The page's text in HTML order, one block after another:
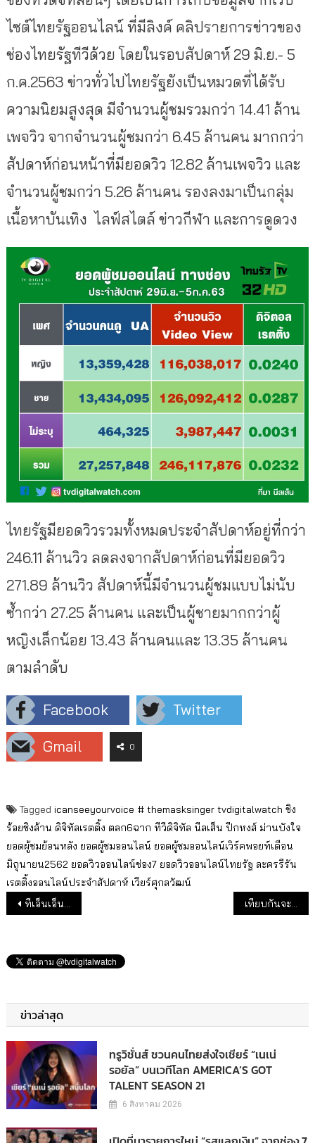
ไซต์ไทยรัฐออนไลน์ ที่มีลิงค์ คลิปรายการข่าวของ
ช่องไทยรัฐทีวีด้วย โดยในรอบสัปดาห์ 29 มิ.ย.- 5
ก.ค.2563 ข่าวทั่วไปไทยรัฐยังเป็นหมวดที่ได้รับ
ความนิยมสูงสุด มีจำนวนผู้ชมรวมกว่า 14.41 ล้าน
เพจวิว จากจำนวนผู้ชมกว่า 6.45 ล้านคน มากกว่า
สัปดาห์ก่อนหน้าที่มียอดวิว 12.82 ล้านเพจวิว และ
จำนวนผู้ชมกว่า 5.26 ล้านคน รองลงมาเป็นกลุ่ม
เนื้อหาบันเทิง ไลฟ์สไตล์ ข่าวกีฬา และการดูดวง
ไทยรัฐมียอดวิวรวมทั้งหมดประจำสัปดาห์อยู่ที่กว่า
246.11 ล้านวิว ลดลงจากสัปดาห์ก่อนที่มียอดวิว
271.89 ล้านวิว สัปดาห์นี้มีจำนวนผู้ชมแบบไม่นับ
ซ้ำกว่า 27.25 ล้านคน และเป็นผู้ชายมากกว่าผู้
หญิงเล็กน้อย 13.43 ล้านคนและ 13.35 ล้านคน
ตามลำดับ
Facebook
Twitter
Gmail
0
Tagged icanseeyourvoice # themasksinger tvdigitalwatch ชิง
ร้อยชิงล้าน ดิจิทัลเรตติ้ง ตลก6ฉาก ทีวีดิจิทัล นีลเส็น ปีกหงส์ ม่านบังใจ
ยอดผู้ชมย้อนหลัง ยอดผู้ชมออนไลน์ ยอดผู้ชมออนไลน์เวิร์คพอยท์เดือน
มิถุนายน2562 ยอดวิวออนไลน์ช่อง7 ยอดวิวออนไลน์ไทยรัฐ ละครรีรัน
เรตติ้งออนไลน์ประจำสัปดาห์ เวียร์ศุกลวัฒน์
แนะแนวเรื่อง
ทีเอ็นเอ็น ปี 62 มีรายได้สูงสุด และ ขาดทุนน้อยที่สุดในรอบ 6 ปี เทียบกันจะจะ กลุ่มผู้ชม ไทยรัฐนิวส์โชว์ VS ทุบโต๊ะข่าว รายพื้นที่ และอายุ
ข่าวล่าสุด
ทรูวิชั่นส์ ชวนคนไทยส่งใจเชียร์ “เนเน่
รอยัล” บนเวทีโลก AMERICA’S GOT
TALENT SEASON 21
6 สิงหาคม 2026